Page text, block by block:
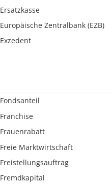
Ersatzkasse
Europäische Zentralbank (EZB)
Exzedent
Fondsanteil
Franchise
Frauenrabatt
Freie Marktwirtschaft
Freistellungsauftrag
Fremdkapital